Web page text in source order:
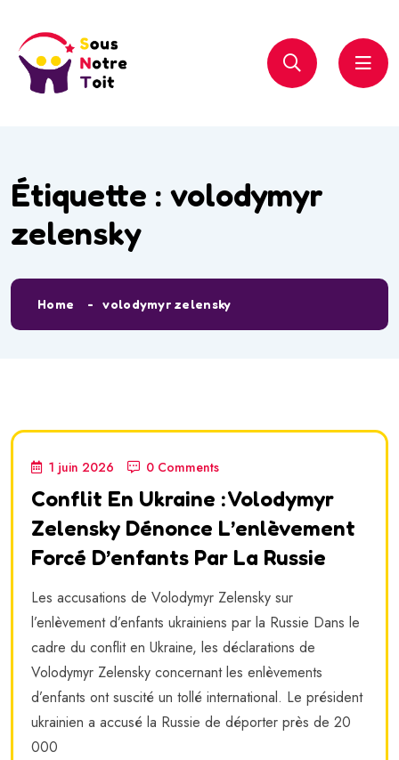
Étiquette : volodymyr
zelensky
Home volodymyr zelensky
1 juin 2026 0 Comments
Conflit En Ukraine : Volodymyr
Zelensky Dénonce L’enlèvement
Forcé D’enfants Par La Russie
Les accusations de Volodymyr Zelensky sur
l’enlèvement d’enfants ukrainiens par la Russie Dans le
cadre du conflit en Ukraine, les déclarations de
Volodymyr Zelensky concernant les enlèvements
d’enfants ont suscité un tollé international. Le président
ukrainien a accusé la Russie de déporter près de 20
000